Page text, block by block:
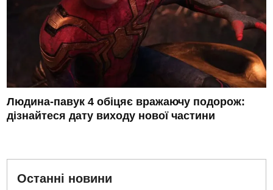
Людина-павук 4 обіцяє вражаючу подорож:
дізнайтеся дату виходу нової частини
Останні новини